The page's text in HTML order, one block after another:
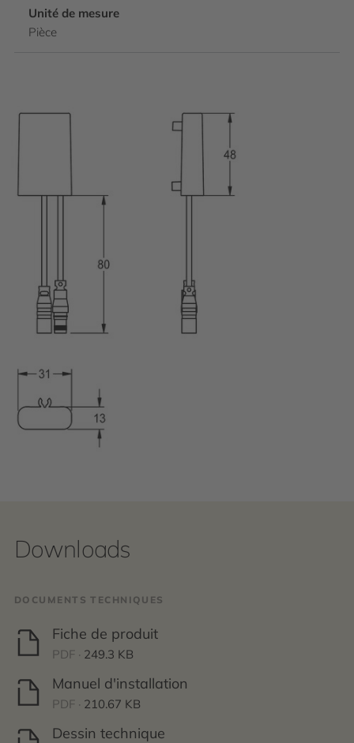
Unité de mesure
Pièce
Downloads
DOCUMENTS TECHNIQUES
Fiche de produit
PDF · 249.3 KB
Manuel d'installation
PDF · 210.67 KB
Dessin technique